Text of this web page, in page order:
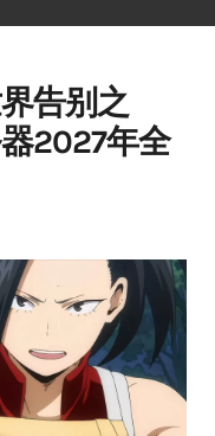
告别之
2027年全